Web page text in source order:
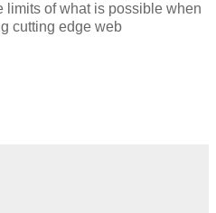
limits of what is possible when
cutting edge web